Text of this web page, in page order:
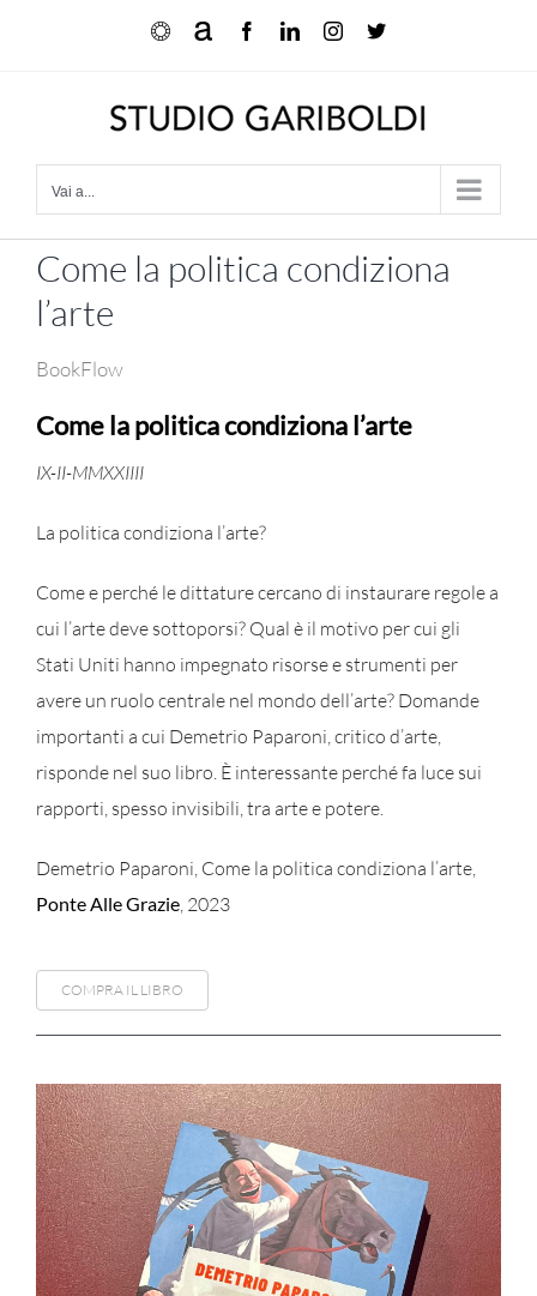
OculaArtnet FacebookLinkedInInstagram
X
Vai a...
Come la politica condiziona
l’arte
BookFlow
Come la politica condiziona l’arte
IX-II-MMXXIIII
La politica condiziona l’arte?
Come e perché le dittature cercano di instaurare regole a
cui l’arte deve sottoporsi? Qual è il motivo per cui gli
Stati Uniti hanno impegnato risorse e strumenti per
avere un ruolo centrale nel mondo dell’arte? Domande
importanti a cui Demetrio Paparoni, critico d’arte,
risponde nel suo libro. È interessante perché fa luce sui
rapporti, spesso invisibili, tra arte e potere.
Demetrio Paparoni, Come la politica condiziona l’arte,
Ponte Alle Grazie, 2023
COMPRA IL LIBRO